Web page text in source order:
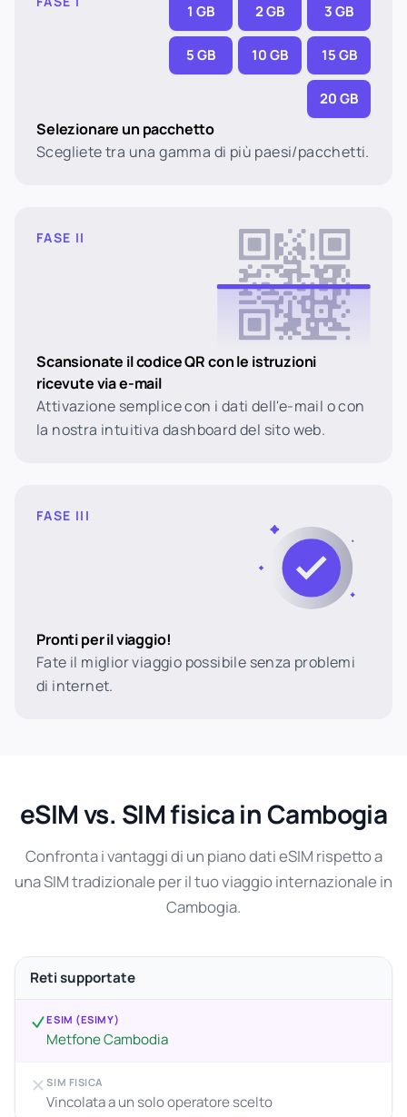
1 GB 2 GB 3 GB
5 GB 10 GB 15 GB
20 GB
Selezionare un pacchetto
Scegliete tra una gamma di più paesi/pacchetti.
FASE II
Scansionate il codice QR con le istruzioni
ricevute via e-mail
Attivazione semplice con i dati dell'e-mail o con
la nostra intuitiva dashboard del sito web.
FASE III
Pronti per il viaggio!
Fate il miglior viaggio possibile senza problemi
di internet.
eSIM vs. SIM fisica in Cambogia
Confronta i vantaggi di un piano dati eSIM rispetto a
una SIM tradizionale per il tuo viaggio internazionale in
Cambogia.
Reti supportate
ESIM (ESIMY)
Metfone Cambodia
SIM FISICA
Vincolata a un solo operatore scelto